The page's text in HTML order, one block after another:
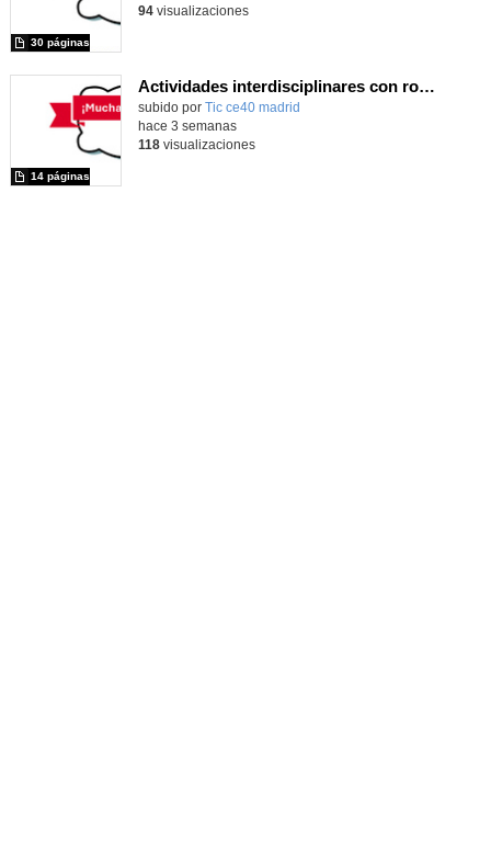
30 páginas
94visualizaciones
Actividades interdisciplinares con robótica y pensamiento computacional
Contenido educativo.
subido por Tic ce40 madrid
14 páginas
hace 3 semanas
118visualizaciones